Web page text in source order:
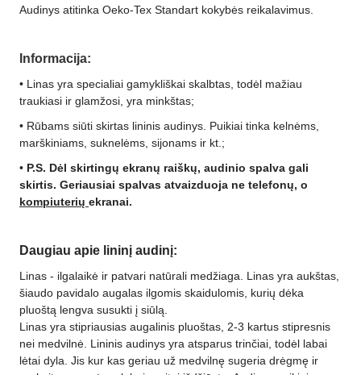
Audinys atitinka Oeko-Tex Standart kokybės reikalavimus.
Informacija:
• Linas yra specialiai gamykliškai skalbtas, todėl mažiau
traukiasi ir glamžosi, yra minkštas;
• Rūbams siūti skirtas lininis audinys. Puikiai tinka kelnėms,
marškiniams, suknelėms, sijonams ir kt.;
• P.S. Dėl skirtingų ekranų raiškų, audinio spalva gali
skirtis. Geriausiai spalvas atvaizduoja ne telefonų, o
kompiuterių ekranai.
Daugiau apie lininį audinį:
Linas - ilgalaikė ir patvari natūrali medžiaga. Linas yra aukštas,
šiaudo pavidalo augalas ilgomis skaidulomis, kurių dėka
pluoštą lengva susukti į siūlą.
Linas yra stipriausias augalinis pluoštas, 2-3 kartus stipresnis
nei medvilnė. Lininis audinys yra atsparus trinčiai, todėl labai
lėtai dyla. Jis kur kas geriau už medvilnę sugeria drėgmę ir